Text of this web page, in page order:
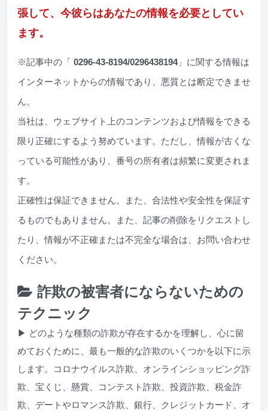
張して、今彼らはあなたの情報を必要としてい
ます。
※記事中の「 0296-43-8194/0296438194」に関する情報は
インターネットからの情報であり、悪質とは断定できませ
ん。
当社は、ウェブサイト上のコンテンツおよび情報をできる
限り正確にするよう努めています。ただし、情報が古くな
っている可能性があり、番号の所有者は頻繁に変更されま
す。
正確性は保証できません。また、合法性や安全性を保証す
るものでもありません。また、記事の削除をリクエストし
たり、情報が不正確または不完全な場合は、お問い合わせ
ください。
詐欺の被害者にならないための
テクニック
▶ どのような種類の詐欺が存在するかを理解し、心に留
めておくために、最も一般的な詐欺のいくつかを以下に示
します。コロナウイルス詐欺、オンラインショッピング詐
欺、宝くじ、懸賞、コンテスト詐欺、投資詐欺、税金詐
欺、デートやロマンス詐欺、銀行、クレジットカード、オ